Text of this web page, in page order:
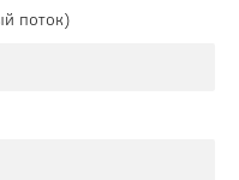
поток)